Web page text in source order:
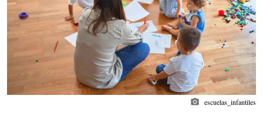
photo_camera escuelas_infantiles